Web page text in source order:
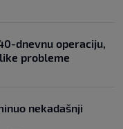
dnevnu operaciju,
probleme
nekadašnji